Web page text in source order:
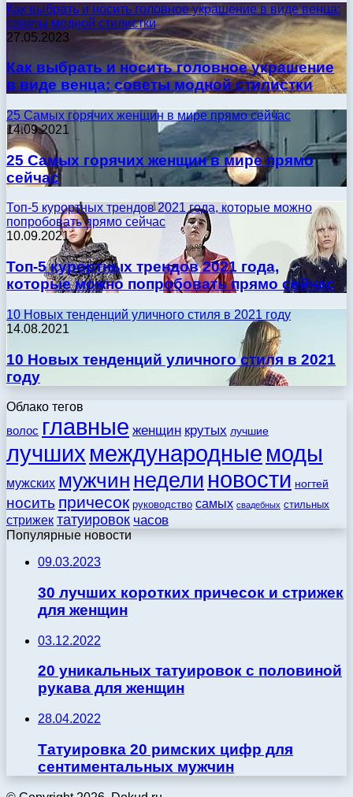
Как выбрать и носить головное украшение в виде венца:
советы модной стилистки
27.05.2023
Как выбрать и носить головное украшение
в виде венца: советы модной стилистки
25 Самых горячих женщин в мире прямо сейчас
14.09.2021
25 Самых горячих женщин в мире прямо
сейчас
Топ-5 курортных трендов 2021 года, которые можно
попробовать прямо сейчас
10.09.2021
Топ-5 курортных трендов 2021 года,
которые можно попробовать прямо сейчас
10 Новых тенденций уличного стиля в 2021 году
14.08.2021
10 Новых тенденций уличного стиля в 2021
году
Облако тегов
волос главные женщин крутых лучшие
лучших международные моды
мужских мужчин недели новости ногтей
носить причесок руководство самых свадебных стильных
стрижек татуировок часов
Популярные новости
09.03.2023
30 лучших коротких причесок и стрижек
для женщин
03.12.2022
20 уникальных татуировок с половиной
рукава для женщин
28.04.2022
Татуировка 20 римских цифр для
сентиментальных мужчин